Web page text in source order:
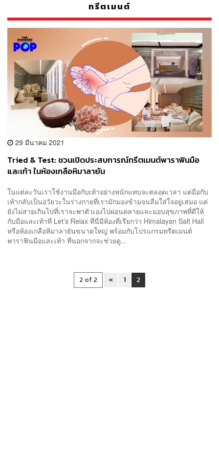
ทรีตเมนต์
29 มีนาคม 2021
Tried & Test: ชวนเปิดประสบการณ์ทรีตเมนต์พาราฟินมือ
และเท้า ในห้องเกลือหิมาลายัน
ในแต่ละวันเราใช้งานมือกับเท้าอย่างหนักแทบจะตลอดเวลา แต่มือกับ
เท้ากลับเป็นอวัยวะในร่างกายที่เรามักมองข้ามจนลืมใส่ใจอยู่เสมอ แต่
ยังไม่สายเกินไปที่เราจะพาตัวเองไปผ่อนคลายและมอบสุขภาพที่ดีให้
กับมือและเท้าที่ Let’s Relax ที่นี่มีห้องที่เรียกว่า Himalayan Salt Hall
หรือห้องเกลือหิมาลายันขนาดใหญ่ พร้อมกับโปรแกรมทรีตเมนต์
พาราฟินมือและเท้า ที่นอกจากจะช่วยดู...
2 of 2 « 1 2